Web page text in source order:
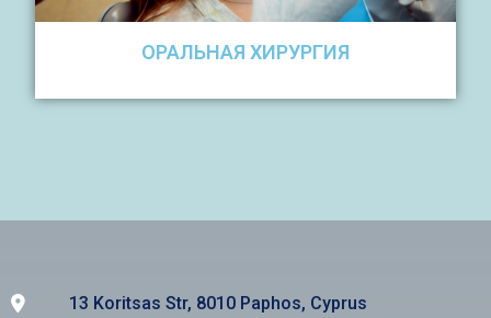
ОРАЛЬНАЯ ХИРУРГИЯ
13 Koritsas Str, 8010 Paphos, Cyprus